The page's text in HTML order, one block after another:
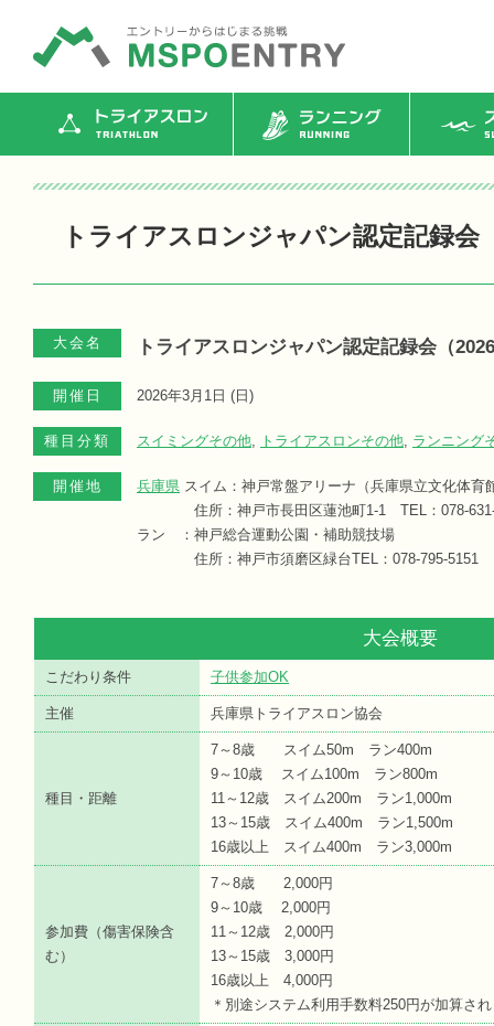
トライアスロン ランニング ス
トライアスロンジャパン認定記録会
大会名 トライアスロンジャパン認定記録会（
開催日 2026年3月1日 ( 日 )
種目分類 スイミングその他, トライアスロンその他, ランニング
開催地 兵庫県 スイム：神戸常盤アリーナ（兵庫県立文化体育
住所：神戸市長田区蓮池町1-1 TEL：078-631-
ラン ：神戸総合運動公園・補助競技場
住所：神戸市須磨区緑台TEL：078-795-5151
大会概要
こだわり条件 子供参加OK
主催 兵庫県トライアスロン協会
種目・距離
7～8歳 スイム50m ラン400m
9～10歳 スイム100m ラン800m
11～12歳 スイム200m ラン1,000m
13～15歳 スイム400m ラン1,500m
16歳以上 スイム400m ラン3,000m
参加費（傷害保険含
む）
7～8歳 2,000円
9～10歳 2,000円
11～12歳 2,000円
13～15歳 3,000円
16歳以上 4,000円
＊別途システム利用手数料250円が加算さ